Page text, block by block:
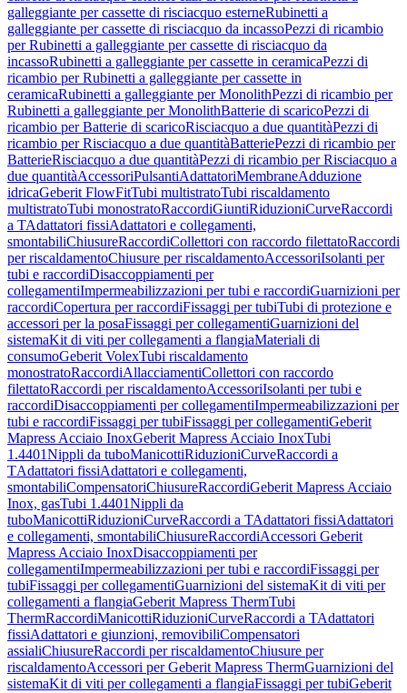
galleggiante per cassette di risciacquo esterneRubinetti a
galleggiante per cassette di risciacquo da incassoPezzi di ricambio
per Rubinetti a galleggiante per cassette di risciacquo da
incassoRubinetti a galleggiante per cassette in ceramicaPezzi di
ricambio per Rubinetti a galleggiante per cassette in
ceramicaRubinetti a galleggiante per MonolithPezzi di ricambio per
Rubinetti a galleggiante per MonolithBatterie di scaricoPezzi di
ricambio per Batterie di scaricoRisciacquo a due quantitàPezzi di
ricambio per Risciacquo a due quantitàBatteriePezzi di ricambio per
BatterieRisciacquo a due quantitàPezzi di ricambio per Risciacquo a
due quantitàAccessoriPulsantiAdattatoriMembraneAdduzione
idricaGeberit FlowFitTubi multistratoTubi riscaldamento
multistratoTubi monostratoRaccordiGiuntiRiduzioniCurveRaccordi
a TAdattatori fissiAdattatori e collegamenti,
smontabiliChiusureRaccordiCollettori con raccordo filettatoRaccordi
per riscaldamentoChiusure per riscaldamentoAccessoriIsolanti per
tubi e raccordiDisaccoppiamenti per
collegamentiImpermeabilizzazioni per tubi e raccordiGuarnizioni per
raccordiCopertura per raccordiFissaggi per tubiTubi di protezione e
accessori per la posaFissaggi per collegamentiGuarnizioni del
sistemaKit di viti per collegamenti a flangiaMateriali di
consumoGeberit VolexTubi riscaldamento
monostratoRaccordiAllacciamentiCollettori con raccordo
filettatoRaccordi per riscaldamentoAccessoriIsolanti per tubi e
raccordiDisaccoppiamenti per collegamentiImpermeabilizzazioni per
tubi e raccordiFissaggi per tubiFissaggi per collegamentiGeberit
Mapress Acciaio InoxGeberit Mapress Acciaio InoxTubi
1.4401Nippli da tuboManicottiRiduzioniCurveRaccordi a
TAdattatori fissiAdattatori e collegamenti,
smontabiliCompensatoriChiusureRaccordiGeberit Mapress Acciaio
Inox, gasTubi 1.4401Nippli da
tuboManicottiRiduzioniCurveRaccordi a TAdattatori fissiAdattatori
e collegamenti, smontabiliChiusureRaccordiAccessori Geberit
Mapress Acciaio InoxDisaccoppiamenti per
collegamentiImpermeabilizzazioni per tubi e raccordiFissaggi per
tubiFissaggi per collegamentiGuarnizioni del sistemaKit di viti per
collegamenti a flangiaGeberit Mapress ThermTubi
ThermRaccordiManicottiRiduzioniCurveRaccordi a TAdattatori
fissiAdattatori e giunzioni, removibiliCompensatori
assialiChiusureRaccordi per riscaldamentoChiusure per
riscaldamentoAccessori per Geberit Mapress ThermGuarnizioni del
sistemaKit di viti per collegamenti a flangiaFissaggi per tubiGeberit